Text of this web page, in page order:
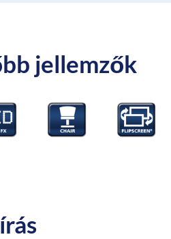
jellemzők